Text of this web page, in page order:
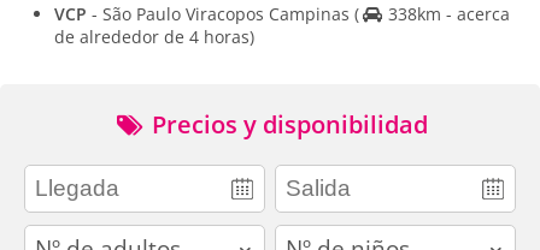
VCP - São Paulo Viracopos Campinas (
338km - acerca
de alrededor de 4 horas)
Precios y disponibilidad
adults children